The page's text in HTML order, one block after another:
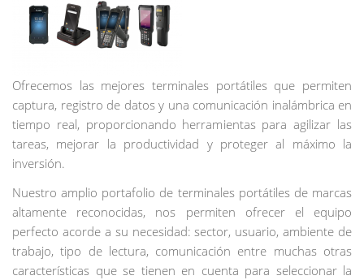
Ofrecemos las mejores terminales portátiles que permiten
captura, registro de datos y una comunicación inalámbrica en
tiempo real, proporcionando herramientas para agilizar las
tareas, mejorar la productividad y proteger al máximo la
inversión.
Nuestro amplio portafolio de terminales portátiles de marcas
altamente reconocidas, nos permiten ofrecer el equipo
perfecto acorde a su necesidad: sector, usuario, ambiente de
trabajo, tipo de lectura, comunicación entre muchas otras
características que se tienen en cuenta para seleccionar la